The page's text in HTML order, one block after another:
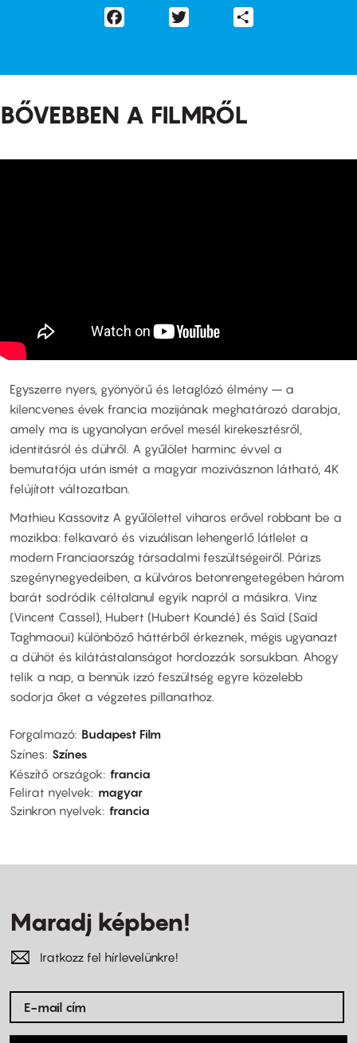
Facebook
BŐVEBBEN A FILMRŐL
Egyszerre nyers, gyönyörű és letaglózó élmény – a
kilencvenes évek francia mozijának meghatározó darabja,
amely ma is ugyanolyan erővel mesél kirekesztésről,
identitásról és dühről. A gyűlölet harminc évvel a
bemutatója után ismét a magyar mozivásznon látható, 4K
felújított változatban.
Mathieu Kassovitz A gyűlölettel viharos erővel robbant be a
mozikba: felkavaró és vizuálisan lehengerlő látlelet a
modern Franciaország társadalmi feszültségeiről. Párizs
szegénynegyedeiben, a külváros betonrengetegében három
barát sodródik céltalanul egyik napról a másikra. Vinz
(Vincent Cassel), Hubert (Hubert Koundé) és Saïd (Saïd
Taghmaoui) különböző háttérből érkeznek, mégis ugyanazt
a dühöt és kilátástalanságot hordozzák sorsukban. Ahogy
telik a nap, a bennük izzó feszültség egyre közelebb
sodorja őket a végzetes pillanathoz.
Forgalmazó Budapest Film
Színes Színes
Készítő országok francia
Felirat nyelvek
magyar
Szinkron nyelvek francia
Maradj képben!
Iratkozz fel hírlevelünkre!